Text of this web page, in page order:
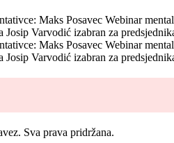
Maks Posavec Webinar
Josip Varvodić izabran za
Maks Posavec Webinar
Josip Varvodić izabran za
Sva prava pridržana.